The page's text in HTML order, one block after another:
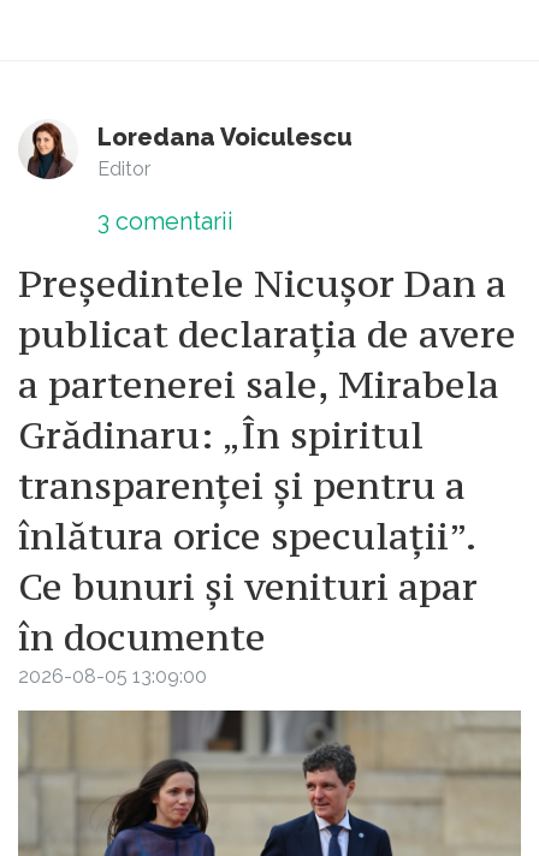
Loredana Voiculescu
Editor
3 comentarii
Președintele Nicușor Dan a
publicat declarația de avere
a partenerei sale, Mirabela
Grădinaru: „În spiritul
transparenței și pentru a
înlătura orice speculații”.
Ce bunuri și venituri apar
în documente
2026-08-05 13:09:00